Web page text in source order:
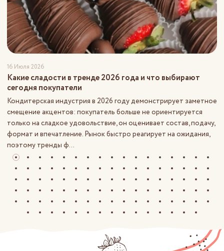
16 Июля 2026
Какие сладости в тренде 2026 года и что выбирают
сегодня покупатели
Кондитерская индустрия в 2026 году демонстрирует заметное
смещение акцентов: покупатель больше не ориентируется
только на сладкое удовольствие, он оценивает состав, подачу,
формат и впечатление. Рынок быстро реагирует на ожидания,
поэтому тренды ф...